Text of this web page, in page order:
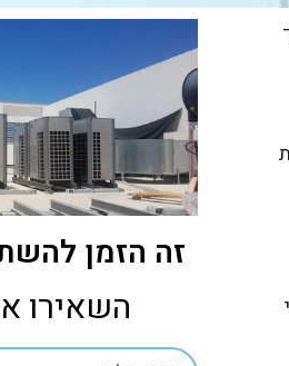
זה הזמן
השאירו